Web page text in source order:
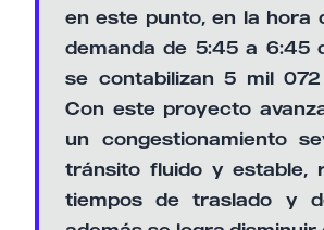
en este punto, en la hora
demanda de 5:45 a 6:45
se contabilizan 5 mil 072
Con este proyecto
un congestionamiento
tránsito fluido y estable,
tiempos de traslado y